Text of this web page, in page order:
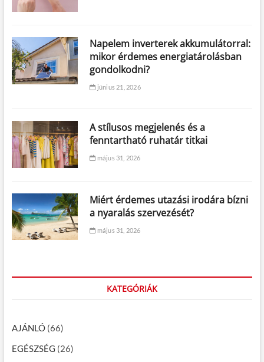
Napelem inverterek akkumulátorral:
mikor érdemes energiatárolásban
gondolkodni?
június 21, 2026
A stílusos megjelenés és a
fenntartható ruhatár titkai
május 31, 2026
Miért érdemes utazási irodára bízni
a nyaralás szervezését?
május 31, 2026
KATEGÓRIÁK
AJÁNLÓ(66)
EGÉSZSÉG (26)